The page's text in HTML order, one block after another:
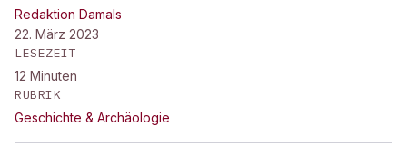
Redaktion Damals
22. März 2023
LESEZEIT
12 Minuten
RUBRIK
Geschichte & Archäologie